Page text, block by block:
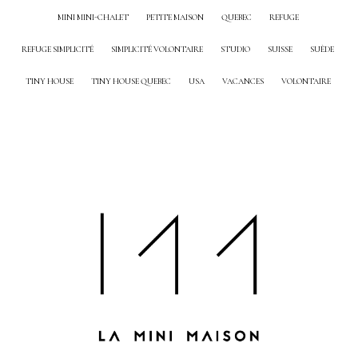
MINI MINI-CHALET PETITE MAISON QUEBEC REFUGE
REFUGE SIMPLICITÉ SIMPLICITÉ VOLONTAIRE STUDIO SUISSE SUÈDE
TINY HOUSE TINY HOUSE QUEBEC USA VACANCES VOLONTAIRE